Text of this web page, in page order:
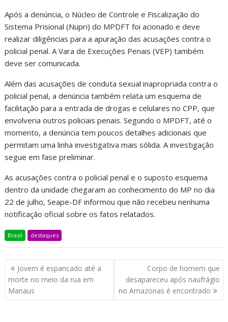
Após a denúncia, o Núcleo de Controle e Fiscalização do
Sistema Prisional (Nupri) do MPDFT foi acionado e deve
realizar diligências para a apuração das acusações contra o
policial penal. A Vara de Execuções Penais (VEP) também
deve ser comunicada.
Além das acusações de conduta sexual inapropriada contra o
policial penal, a denúncia também relata um esquema de
facilitação para a entrada de drogas e celulares no CPP, que
envolveria outros policiais penais. Segundo o MPDFT, até o
momento, a denúncia tem poucos detalhes adicionais que
permitam uma linha investigativa mais sólida. A investigação
segue em fase preliminar.
As acusações contra o policial penal e o suposto esquema
dentro da unidade chegaram ao conhecimento do MP no dia
22 de julho, Seape-DF informou que não recebeu nenhuma
notificação oficial sobre os fatos relatados.
Brasil destaques
Jovem é espancado até a
morte no meio da rua em
Manaus
Corpo de homem que
desapareceu após naufrágio
no Amazonas é encontrado